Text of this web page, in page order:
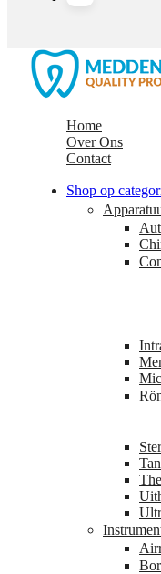
Home
Over Ons
Contact
Shop op